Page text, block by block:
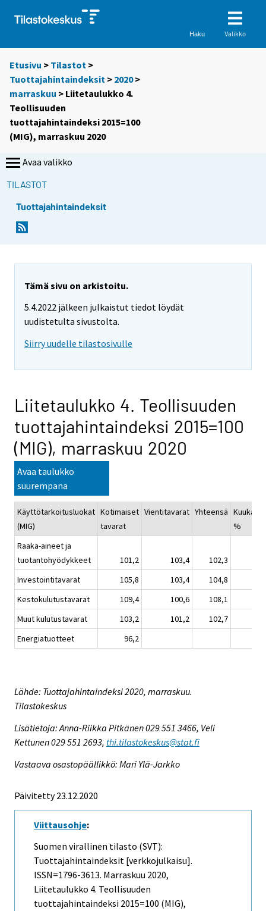
Haku Valikko
Etusivu > Tilastot >
Tuottajahintaindeksit > 2020>
marraskuu > Liitetaulukko 4.
Teollisuuden
tuottajahintaindeksi 2015=100
(MIG), marraskuu 2020
Avaa valikko
TILASTOT
Tuottajahintaindeksit
Tämä sivu on arkistoitu.
5.4.2022 jälkeen julkaistut tiedot löydät
uudistetulta sivustolta.
Siirry uudelle tilastosivulle
Liitetaulukko 4. Teollisuuden
tuottajahintaindeksi 2015=100
(MIG), marraskuu 2020
Avaa taulukko
suurempana
Käyttötarkoitusluokat
(MIG)
Kotimaiset
tavarat
Vientitavarat Yhteensä
%
Raaka-aineet ja
tuotantohyödykkeet
101,2 103,4
102,3
Investointitavarat
105,8 103,4
104,8
Kestokulutustavarat
109,4 100,6
108,1
Muut kulutustavarat
103,2 101,2
102,7
Energiatuotteet
96,2
Lähde: Tuottajahintaindeksi 2020, marraskuu.
Tilastokeskus
Lisätietoja: Anna-Riikka Pitkänen 029 551 3466, Veli
Kettunen 029 551 2693, thi.tilastokeskus@stat.fi
Vastaava osastopäällikkö: Mari Ylä-Jarkko
Päivitetty 23.12.2020
Viittausohje:
Suomen virallinen tilasto (SVT):
Tuottajahintaindeksit [verkkojulkaisu].
ISSN=1796-3613. Marraskuu 2020,
Liitetaulukko 4. Teollisuuden
tuottajahintaindeksi 2015=100 (MIG),